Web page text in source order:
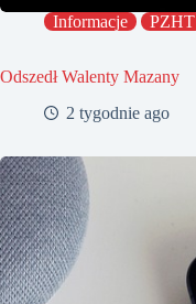
Informacje PZHT
Odszedł Walenty Mazany
2 tygodnie ago